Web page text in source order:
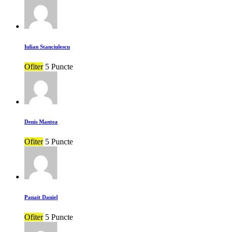
Iulian Stanciulescu
Ofiter 5 Puncte
Denis Mantea
Ofiter 5 Puncte
Panait Daniel
Ofiter 5 Puncte